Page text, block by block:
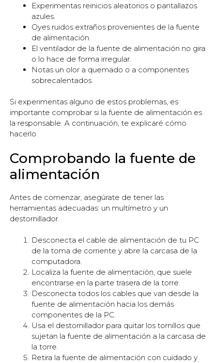
Experimentas reinicios aleatorios o pantallazos
azules.
Oyes ruidos extraños provenientes de la fuente
de alimentación.
El ventilador de la fuente de alimentación no gira
o lo hace de forma irregular.
Notas un olor a quemado o a componentes
sobrecalentados.
Si experimentas alguno de estos problemas, es
importante comprobar si la fuente de alimentación es
la responsable. A continuación, te explicaré cómo
hacerlo.
Comprobando la fuente de
alimentación
Antes de comenzar, asegúrate de tener las
herramientas adecuadas: un multímetro y un
destornillador.
Desconecta el cable de alimentación de tu PC
de la toma de corriente y abre la carcasa de la
computadora.
Localiza la fuente de alimentación, que suele
encontrarse en la parte trasera de la torre.
Desconecta todos los cables que van desde la
fuente de alimentación hacia los demás
componentes de la PC.
Usa el destornillador para quitar los tornillos que
sujetan la fuente de alimentación a la carcasa de
la torre.
Retira la fuente de alimentación con cuidado y